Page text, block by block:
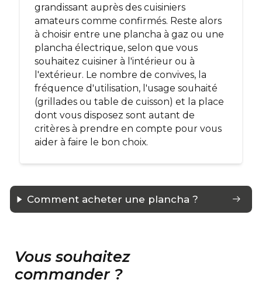
grandissant auprès des cuisiniers
amateurs comme confirmés. Reste alors
à choisir entre une plancha à gaz ou une
plancha électrique, selon que vous
souhaitez cuisiner à l'intérieur ou à
l'extérieur. Le nombre de convives, la
fréquence d'utilisation, l'usage souhaité
(grillades ou table de cuisson) et la place
dont vous disposez sont autant de
critères à prendre en compte pour vous
aider à faire le bon choix.
Comment acheter une plancha ?
Vous souhaitez
commander ?